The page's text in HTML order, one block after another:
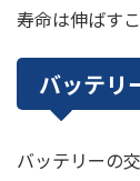
寿命は伸ばす
バッテリ
バッテリーの